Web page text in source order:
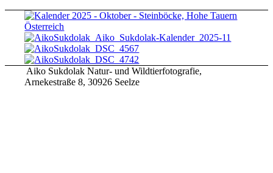
Aiko Sukdolak Natur- und Wildtierfotografie,
Arnekestraße 8, 30926 Seelze